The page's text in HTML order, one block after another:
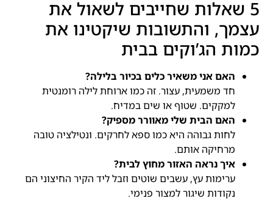
5 שאלות שחייבים לשאול את
עצמך, והתשובות שיקטינו את
כמות הג’וקים בבית
האם אני משאיר כלים בכיור בלילה?
חד משמעית, עצור. זה כמו ארוחת לילה רומנטית
למקקים. שטוף או שים במדיח.
האם הבית שלי מאוורר מספיק?
לחות גבוהה היא כמו ספא לחרקים. ונטילציה טובה
מרחיקה אותם.
איך נראה האזור מחוץ לבית?
ערימות עץ, עשבים שוטים וזבל ליד הקיר החיצוני הם
נקודות שיגור למצור פנימי.